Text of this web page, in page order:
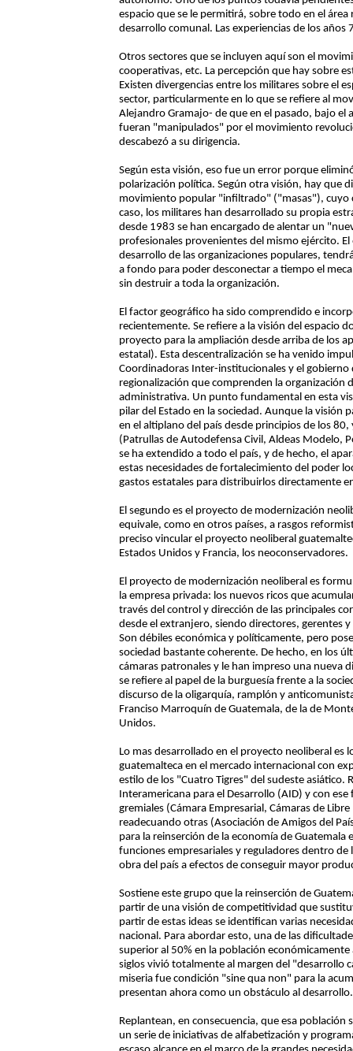
espacio que se le permitirá, sobre todo en el
desarrollo comunal. Las experiencias de los
Otros sectores que se incluyen aquí son el
cooperativas, etc. La percepción que hay sobre
Existen divergencias entre los militares sobre el
sector, particularmente en lo que se refiere al
Alejandro Gramajo- de que en el pasado, bajo
fueran "manipulados" por el movimiento
descabezó a su dirigencia.
Según esta visión, eso fue un error porque
polarización política. Según otra visión, hay
movimiento popular "infiltrado" ("masas"), cuyo
caso, los militares han desarrollado su propia
desde 1983 se han encargado de alentar un
profesionales provenientes del mismo ejército.
desarrollo de las organizaciones populares,
a fondo para poder desconectar a tiempo el
sin destruir a toda la organización.
El factor geográfico ha sido comprendido e
recientemente. Se refiere a la visión del espacio
proyecto para la ampliación desde arriba de los
estatal). Esta descentralización se ha venido
Coordinadoras Inter-institucionales y el
regionalización que comprenden la organización
administrativa. Un punto fundamental en esta
pilar del Estado en la sociedad. Aunque la visión
en el altiplano del país desde principios de los
(Patrullas de Autodefensa Civil, Aldeas Modelo,
se ha extendido a todo el país, y de hecho, el
estas necesidades de fortalecimiento del poder
gastos estatales para distribuirlos directamente
El segundo es el proyecto de modernización
equivale, como en otros países, a rasgos
preciso vincular el proyecto neoliberal
Estados Unidos y Francia, los neoconservadores.
El proyecto de modernización neoliberal es
la empresa privada: los nuevos ricos que
través del control y dirección de las principales
desde el extranjero, siendo directores, gerentes
Son débiles económica y políticamente, pero
sociedad bastante coherente. De hecho, en los
cámaras patronales y le han impreso una nueva
se refiere al papel de la burguesía frente a la
discurso de la oligarquía, ramplón y
Franciso Marroquín de Guatemala, de la de
Unidos.
Lo mas desarrollado en el proyecto neoliberal es
guatemalteca en el mercado internacional con
estilo de los "Cuatro Tigres" del sudeste asiático.
Interamericana para el Desarrollo (AID) y con
gremiales (Cámara Empresarial, Cámaras de
readecuando otras (Asociación de Amigos del
para la reinserción de la economía de
funciones empresariales y reguladores dentro
obra del país a efectos de conseguir mayor
Sostiene este grupo que la reinserción de
partir de una visión de competitividad que
partir de estas ideas se identifican varias
nacional. Para abordar esto, una de las
superior al 50% en la población
siglos vivió totalmente al margen del "desarrollo
miseria fue condición "sine qua non" para la
presentan ahora como un obstáculo al desarrollo.
Replantean, en consecuencia, que esa población
un serie de iniciativas de alfabetización y